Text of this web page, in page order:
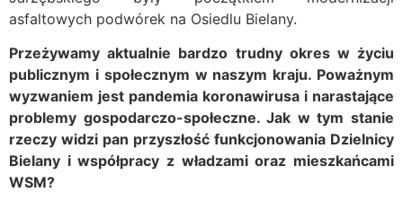
asfaltowych podwórek na Osiedlu Bielany.
Przeżywamy aktualnie bardzo trudny okres w życiu
publicznym i społecznym w naszym kraju. Poważnym
wyzwaniem jest pandemia koronawirusa i narastające
problemy gospodarczo-społeczne. Jak w tym stanie
rzeczy widzi pan przyszłość funkcjonowania Dzielnicy
Bielany i współpracy z władzami oraz mieszkańcami
WSM?